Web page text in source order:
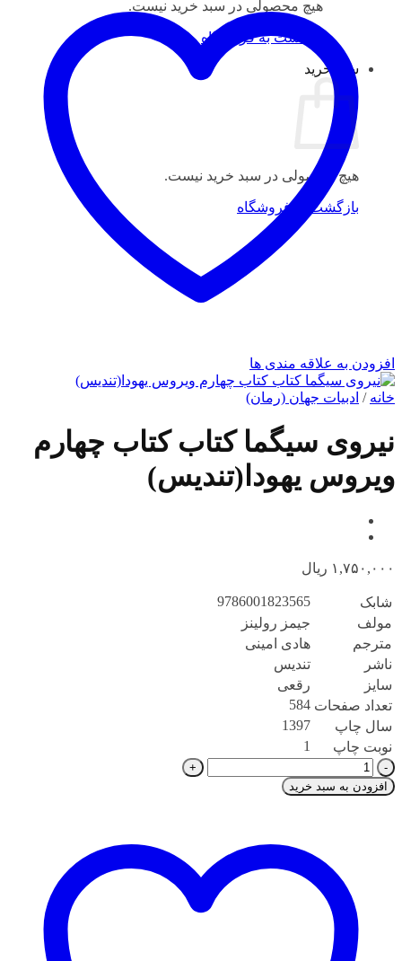
هیچ محصولی در سبد خرید نیست.
بازگشت به فروشگاه
سبد خرید
هیچ محصولی در سبد خرید نیست.
بازگشت به فروشگاه
افزودن به علاقه مندی ها
خانه / ادبیات جهان (رمان)
نیروی سیگما کتاب کتاب چهارم
ویروس یهودا(تندیس)
۱,۷۵۰,۰۰۰ ریال
شابک
9786001823565
مولف
جیمز رولینز
مترجم
هادی امینی
ناشر
تندیس
سایز
رقعی
تعداد صفحات 584
سال چاپ
1397
نوبت چاپ
1
نیروی
سیگما
کتاب
یهودا(تندیس)
افزودن به سبد خرید